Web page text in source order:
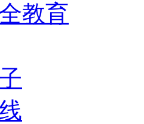
教育